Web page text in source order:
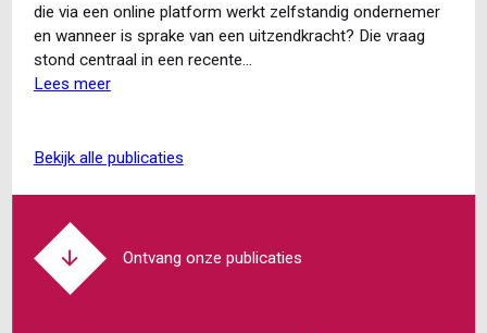
overzicht
van
komende
wetgeving
die via een online platform werkt zelfstandig ondernemer
en wanneer is sprake van een uitzendkracht? Die vraag
stond centraal in een recente…
Lees meerover
Temper-
bekijk alle publicaties
Ontvang onze publicaties